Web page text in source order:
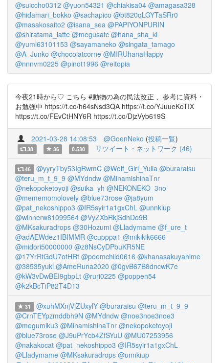
@suiccho0312 @yuon54321 @chiakisa04 @amagasa328
@hidamari_bokko @sachapico @bt820qLGYTaSRr0
@masakosaito2 @isana_sea @PAPIYONPURIN
@shiratama_latte @megusatc @hana_sha_ki
@yumi63101153 @sayamaneko @singata_tamago
@A_Junko @chocolatcorne @MIRUhanaHappy
@nnnvm0225 @pinot1996 @reitopia
今夜21時から♡ こちら #動物の為の民法改正 、参考に資料・
お勉強中 https://t.co/h64sNsd3QA https://t.co/YJuueKoTIX
https://t.co/FEvCtHNY6R https://t.co/DjzVyb619S
2021-03-28 14:08:53 @GoenNeko (投稿一覧)
38 36 0.530 リツイート・ネットワーク (46)
46 @yyryTby53IgRwmC @Wolf_Girl_Yulia @buraraisu
@teru_m_t_9_9 @MYdndw @MinamishinaTnr
@nekopoketoyoji @suika_yh @NEKONEKO_3no
@mememomolovely @blue73rose @ja8yum
@pat_nekoshippo3 @IR5syir1a1gxChL @unnkiup
@winnerw81099564 @VyZXbRkjSdhDo9B
@MKsakuradrops @30Hozumi @Lladymame @f_ure_t
@adAEWdez1IBIMMR @cupppa1 @mikikik6666
@midori50000000 @z8NsCyDPbuKR5NE
@17YrRtGdU7otHRt @poemchild0616 @khanasakuyahime
@38535yuki @AmeRuna2020 @0gvB67B8dncwK7e
@kW3vDwBEI9gbpLt @ruri0225 @poppen54
@k2kBcTiP82T4D13
31 @xuhMXnjVjZUxylY @buraraisu @teru_m_t_9_9
@CrnTEYpzmddbh9N @MYdndw @noe3noe3noe3
@megumiku3 @MinamishinaTnr @nekopoketoyoji
@blue73rose @J9uPrYcb4ZfSYuU @MU07253956
@nakakocat @pat_nekoshippo3 @IR5syir1a1gxChL
@Lladymame @MKsakuradrops @unnkiup